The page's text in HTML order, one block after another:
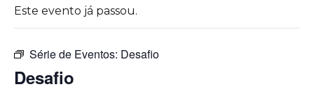
Este evento já passou.
Série de Eventos: Desafio
Desafio